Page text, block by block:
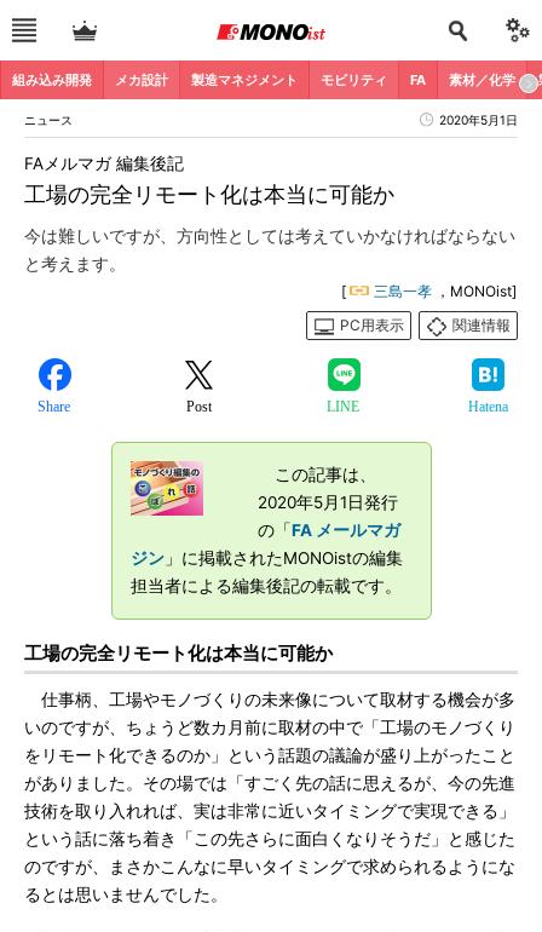
組み込み開発 メカ設計 製造マネジメント モビリティ FA 素材／化学
ニュース 2020年5月1日
工場の完全リモート化は本当に可能か
FAメルマガ 編集後記
今は難しいですが、方向性としては考えていかなければならない
と考えます。
[ 三島一孝 ，MONOist]
PC用表示
関連情報
Share Post LINE Hatena
この記事は、
2020年5月1日発行
の「FA メールマガ
ジン」に掲載されたMONOistの編集
担当者による編集後記の転載です。
工場の完全リモート化は本当に可能か
仕事柄、工場やモノづくりの未来像について取材する機会が多
いのですが、ちょうど数カ月前に取材の中で「工場のモノづくり
をリモート化できるのか」という話題の議論が盛り上がったこと
がありました。その場では「すごく先の話に思えるが、今の先進
技術を取り入れれば、実は非常に近いタイミングで実現できる」
という話に落ち着き「この先さらに面白くなりそうだ」と感じた
のですが、まさかこんなに早いタイミングで求められるようにな
るとは思いませんでした。